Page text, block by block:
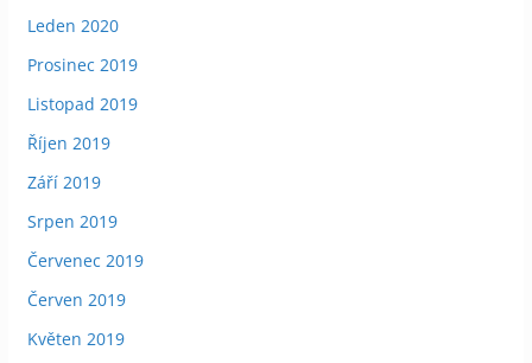
Leden 2020
Prosinec 2019
Listopad 2019
Říjen 2019
Září 2019
Srpen 2019
Červenec 2019
Červen 2019
Květen 2019